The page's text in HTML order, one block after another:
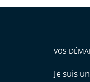
VOS
Je suis